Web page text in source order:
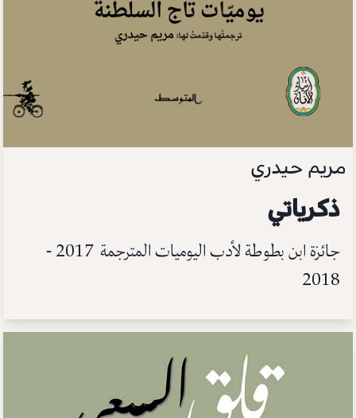
مريم حيدري
ذكرياتي
جائزة ابن بطوطة لأدب اليوميات المترجمة 2017 -
2018